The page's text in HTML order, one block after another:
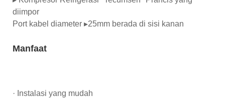
diimpor
Port kabel diameter ▸25mm berada di sisi kanan
Manfaat
· Instalasi yang mudah